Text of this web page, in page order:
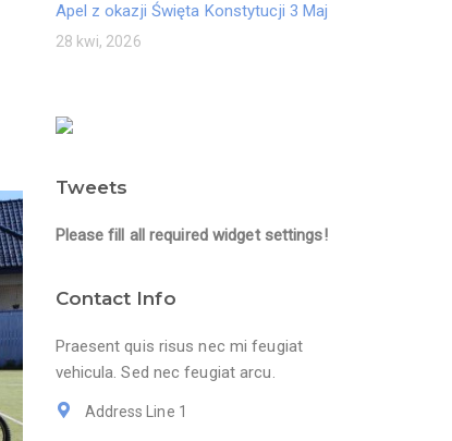
Apel z okazji Święta Konstytucji 3 Maj
28 kwi, 2026
Tweets
Please fill all required widget settings!
Contact Info
Praesent quis risus nec mi feugiat
vehicula. Sed nec feugiat arcu.
Address Line 1